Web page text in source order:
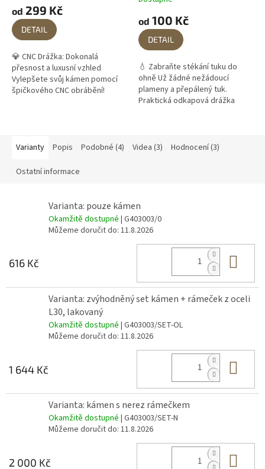
produktu
je
5,0
5
hvězdiček.
od 299 Kč
DETAIL
💎 CNC Drážka: Dokonalá
přesnost a luxusní vzhled
Vylepšete svůj kámen pomocí
špičkového CNC obrábění!
od 100 Kč
DETAIL
💧 Zabraňte stékání tuku do
ohně Už žádné nežádoucí
plameny a přepálený tuk.
Praktická odkapová drážka
Varianty
Popis Podobné (4) Videa (3) Hodnocení (3)
Ostatní informace
Varianta: pouze kámen
Okamžitě dostupné | G403003/0
Můžeme doručit do: 11.8.2026
616 Kč
Varianta: zvýhodněný set kámen + rámeček z oceli
L30, lakovaný
Okamžitě dostupné | G403003/SET-OL
Můžeme doručit do: 11.8.2026
1 644 Kč
Varianta: kámen s nerez rámečkem
Okamžitě dostupné | G403003/SET-N
Můžeme doručit do: 11.8.2026
2 000 Kč